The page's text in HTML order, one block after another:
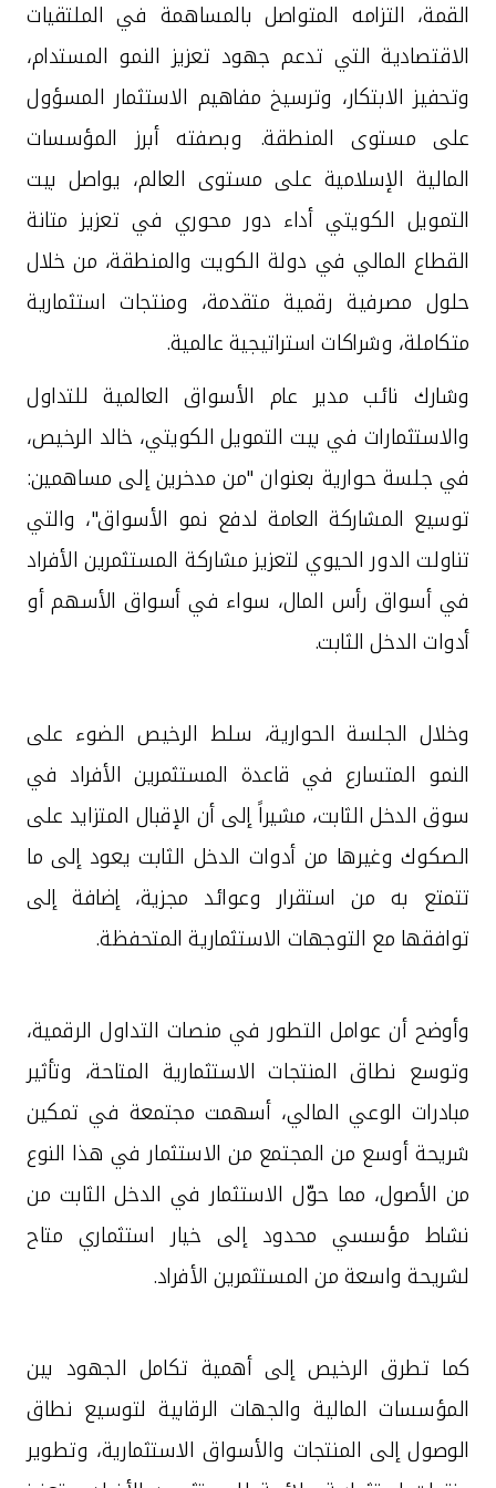
مصر
المملكة المتحدة
مملكة البحرين
القمة، التزامه المتواصلبالمساهمة في الملتقيات
الاقتصادية التي تدعم جهود تعزيز النمو المستدام،
وتحفيز الابتكار، وترسيخ مفاهيم الاستثمار المسؤول
على مستوى المنطقة. وبصفته أبرز المؤسسات
المالية الإسلامية على مستوى العالم، يواصل بيت
التمويل الكويتي أداء دور محوري في تعزيز متانة
القطاع المالي في دولة الكويت والمنطقة، من خلال
حلول مصرفية رقمية متقدمة، ومنتجات استثمارية
متكاملة، وشراكات استراتيجية عالمية.
وشارك نائب مدير عام الأسواق العالمية للتداول
والاستثمارات في بيت التمويل الكويتي، خالد الرخيص،
في جلسة حوارية بعنوان "من مدخرين إلى مساهمين:
توسيع المشاركة العامة لدفع نمو الأسواق"، والتي
تناولت الدور الحيوي لتعزيز مشاركة المستثمرين الأفراد
في أسواق رأس المال، سواء في أسواق الأسهم أو
أدوات الدخل الثابت.
وخلال الجلسة الحوارية، سلط الرخيص الضوء على
النمو المتسارع في قاعدة المستثمرين الأفراد في
سوق الدخل الثابت، مشيراً إلى أن الإقبال المتزايد على
الصكوك وغيرها من أدوات الدخل الثابت يعود إلى ما
تتمتع به من استقرار وعوائد مجزية، إضافة إلى
توافقها مع التوجهات الاستثمارية المتحفظة.
وأوضح أن عوامل التطور في منصات التداول الرقمية،
وتوسع نطاق المنتجات الاستثمارية المتاحة، وتأثير
مبادرات الوعي المالي، أسهمت مجتمعة في تمكين
شريحة أوسع من المجتمع من الاستثمار في هذا النوع
من الأصول، مما حوّل الاستثمار في الدخل الثابت من
نشاط مؤسسي محدود إلى خيار استثماري متاح
لشريحة واسعة من المستثمرين الأفراد.
كما تطرق الرخيص إلى أهمية تكامل الجهود بين
المؤسسات المالية والجهات الرقابية لتوسيع نطاق
الوصول إلى المنتجات والأسواق الاستثمارية، وتطوير